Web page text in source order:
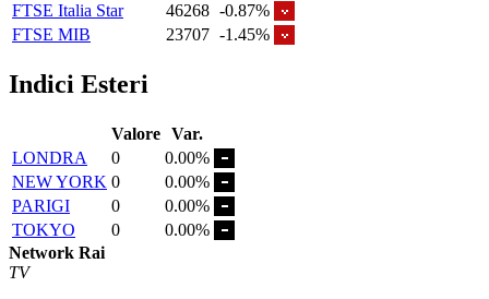
FTSE Italia Star
46268 -0.87%
FTSE MIB
23707 -1.45%
Indici Esteri
Valore Var.
LONDRA
0
0.00%
NEW YORK 0
0.00%
PARIGI
0
0.00%
TOKYO
0
0.00%
Network Rai
TV